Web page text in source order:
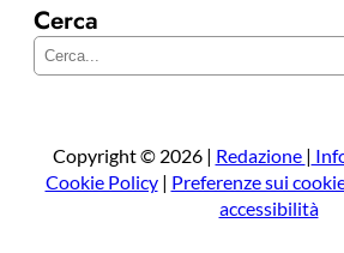
Cerca
e
a
Copyright © 2026 | Redazione |
Cookie Policy| Preferenze sui
accessibilità